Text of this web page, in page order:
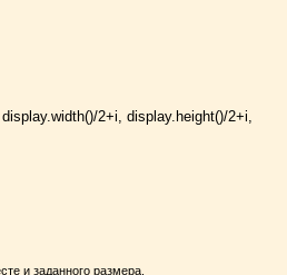
display.width()/2+i, display. height()/2+i,
и заданного размера.